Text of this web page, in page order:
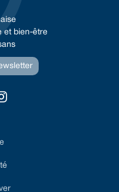
et bien-être